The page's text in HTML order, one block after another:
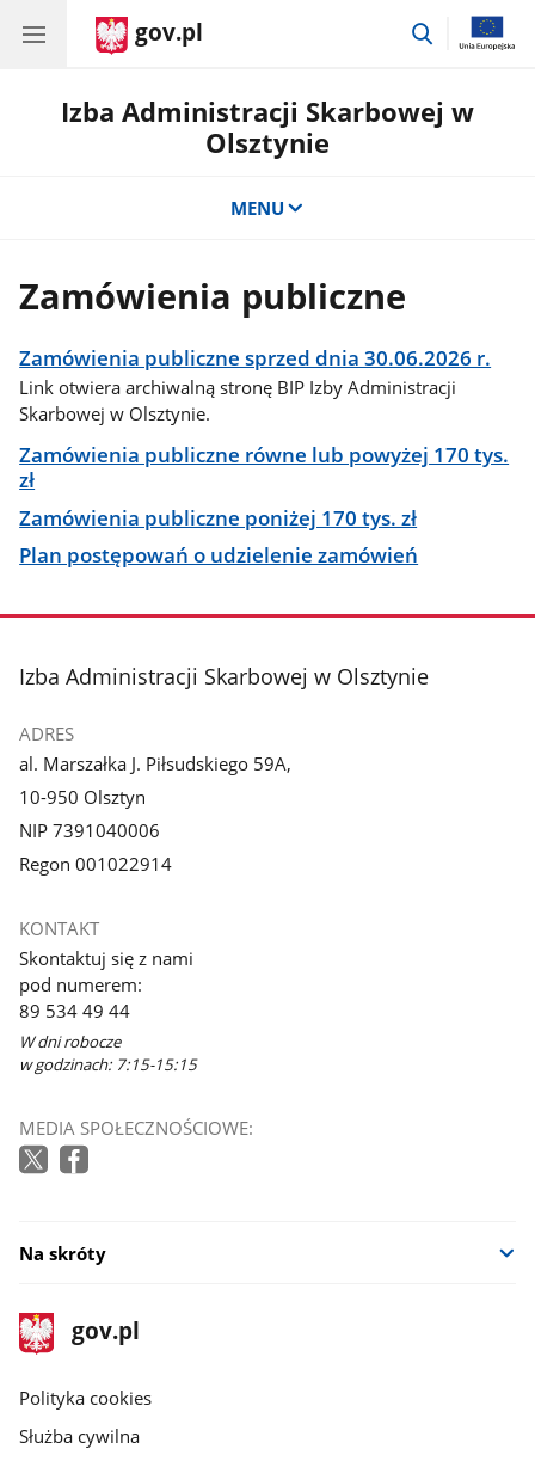
gov.pl
przejdź
Izba Administracji Skarbowej w
Olsztynie
MENU
Zamówienia publiczne
Zamówienia publiczne sprzed dnia 30.06.2026 r.
Link otwiera archiwalną stronę BIP Izby Administracji
Skarbowej w Olsztynie.
Zamówienia publiczne równe lub powyżej 170 tys.
zł
Zamówienia publiczne poniżej 170 tys. zł
Plan postępowań o udzielenie zamówień
stopka
Izba Administracji Skarbowej w Olsztynie
ADRES
al. Marszałka J. Piłsudskiego 59A,
10-950 Olsztyn
NIP 7391040006
Regon 001022914
KONTAKT
Skontaktuj się z nami
pod numerem:
89 534 49 44
W dni robocze
w godzinach: 7:15-15:15
MEDIA SPOŁECZNOŚCIOWE:
Na skróty
stopka
gov.pl
Strona
gov.pl
gov.pl
Polityka cookies
Służba cywilna